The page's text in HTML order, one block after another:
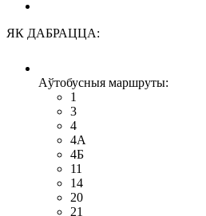
ЯК ДАБРАЦЦА:
Аўтобусныя маршруты:
1
3
4
4A
4Б
11
14
20
21